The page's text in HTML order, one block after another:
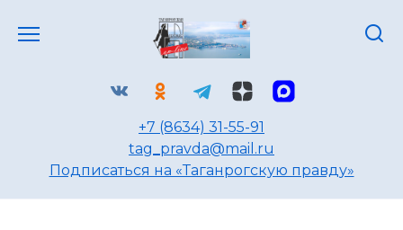
+7 (8634) 31-55-91
tag_pravda@mail.ru
Подписаться на «Таганрогскую правду»